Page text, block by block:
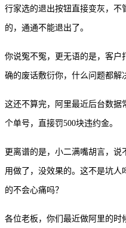
行家选的退出按钮直接变灰，不
的，通通不能退出了。
你说冤不冤，更无语的是，客户打
确的废话敷衍你，什么问题都解
这还不算完，阿里最近后台数据
个单号，直接罚500块违约金。
更离谱的是，小二满嘴胡言，
用做了，没效果的。这不是坑
的不会心痛吗？
各位老板，你们最近做阿里的时